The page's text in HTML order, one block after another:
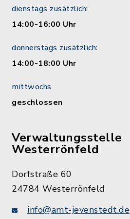
dienstags zusätzlich:
14:00-16:00 Uhr
donnerstags zusätzlich:
14:00-18:00 Uhr
mittwochs
geschlossen
Verwaltungsstelle
Westerrönfeld
Dorfstraße 60
24784 Westerrönfeld
info@amt-jevenstedt.de